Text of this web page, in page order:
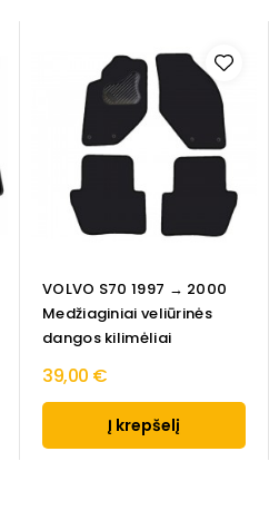
VOLVO S70 1997 → 2000
Medžiaginiai veliūrinės
dangos kilimėliai
39,00 €
Į krepšelį